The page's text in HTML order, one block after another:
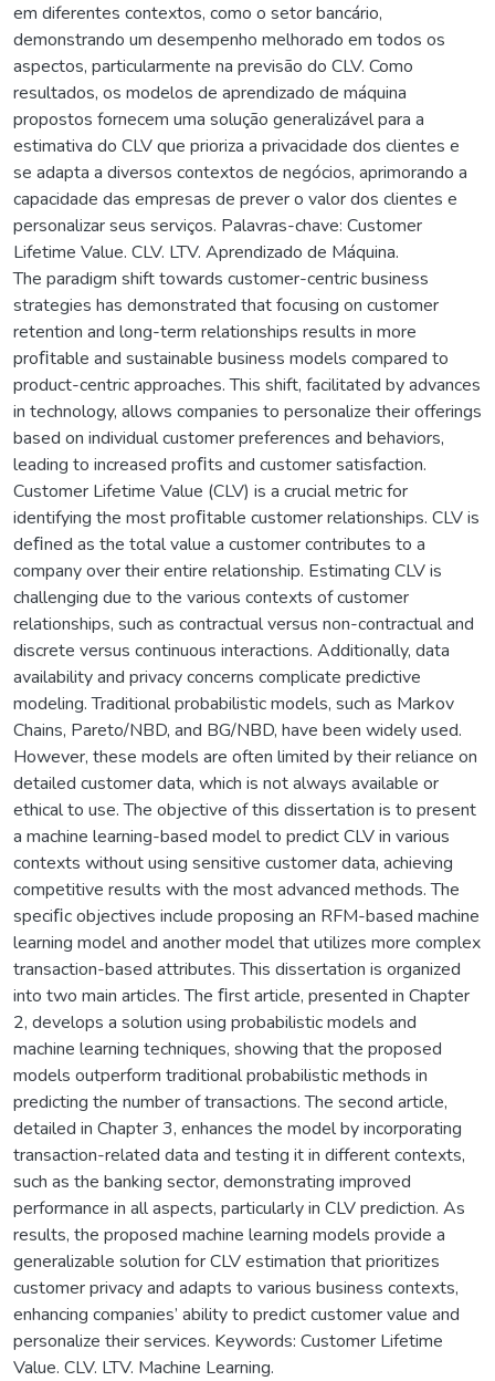
em diferentes contextos, como o setor bancário,
demonstrando um desempenho melhorado em todos os
aspectos, particularmente na previsão do CLV. Como
resultados, os modelos de aprendizado de máquina
propostos fornecem uma solução generalizável para a
estimativa do CLV que prioriza a privacidade dos clientes e
se adapta a diversos contextos de negócios, aprimorando a
capacidade das empresas de prever o valor dos clientes e
personalizar seus serviços. Palavras-chave: Customer
Lifetime Value. CLV. LTV. Aprendizado de Máquina.
The paradigm shift towards customer-centric business
strategies has demonstrated that focusing on customer
retention and long-term relationships results in more
proﬁtable and sustainable business models compared to
product-centric approaches. This shift, facilitated by advances
in technology, allows companies to personalize their offerings
based on individual customer preferences and behaviors,
leading to increased proﬁts and customer satisfaction.
Customer Lifetime Value (CLV) is a crucial metric for
identifying the most proﬁtable customer relationships. CLV is
deﬁned as the total value a customer contributes to a
company over their entire relationship. Estimating CLV is
challenging due to the various contexts of customer
relationships, such as contractual versus non-contractual and
discrete versus continuous interactions. Additionally, data
availability and privacy concerns complicate predictive
modeling. Traditional probabilistic models, such as Markov
Chains, Pareto/NBD, and BG/NBD, have been widely used.
However, these models are often limited by their reliance on
detailed customer data, which is not always available or
ethical to use. The objective of this dissertation is to present
a machine learning-based model to predict CLV in various
contexts without using sensitive customer data, achieving
competitive results with the most advanced methods. The
speciﬁc objectives include proposing an RFM-based machine
learning model and another model that utilizes more complex
transaction-based attributes. This dissertation is organized
into two main articles. The ﬁrst article, presented in Chapter
2, develops a solution using probabilistic models and
machine learning techniques, showing that the proposed
models outperform traditional probabilistic methods in
predicting the number of transactions. The second article,
detailed in Chapter 3, enhances the model by incorporating
transaction-related data and testing it in different contexts,
such as the banking sector, demonstrating improved
performance in all aspects, particularly in CLV prediction. As
results, the proposed machine learning models provide a
generalizable solution for CLV estimation that prioritizes
customer privacy and adapts to various business contexts,
enhancing companies’ ability to predict customer value and
personalize their services. Keywords: Customer Lifetime
Value. CLV. LTV. Machine Learning.